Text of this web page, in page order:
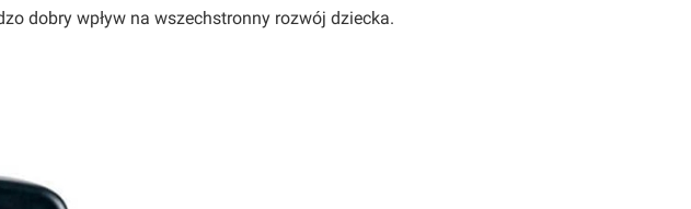
dobry wpływ na wszechstronny rozwój dziecka.